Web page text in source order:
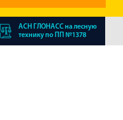
АСН ГЛОНАСС на лесную
технику по ПП №1378